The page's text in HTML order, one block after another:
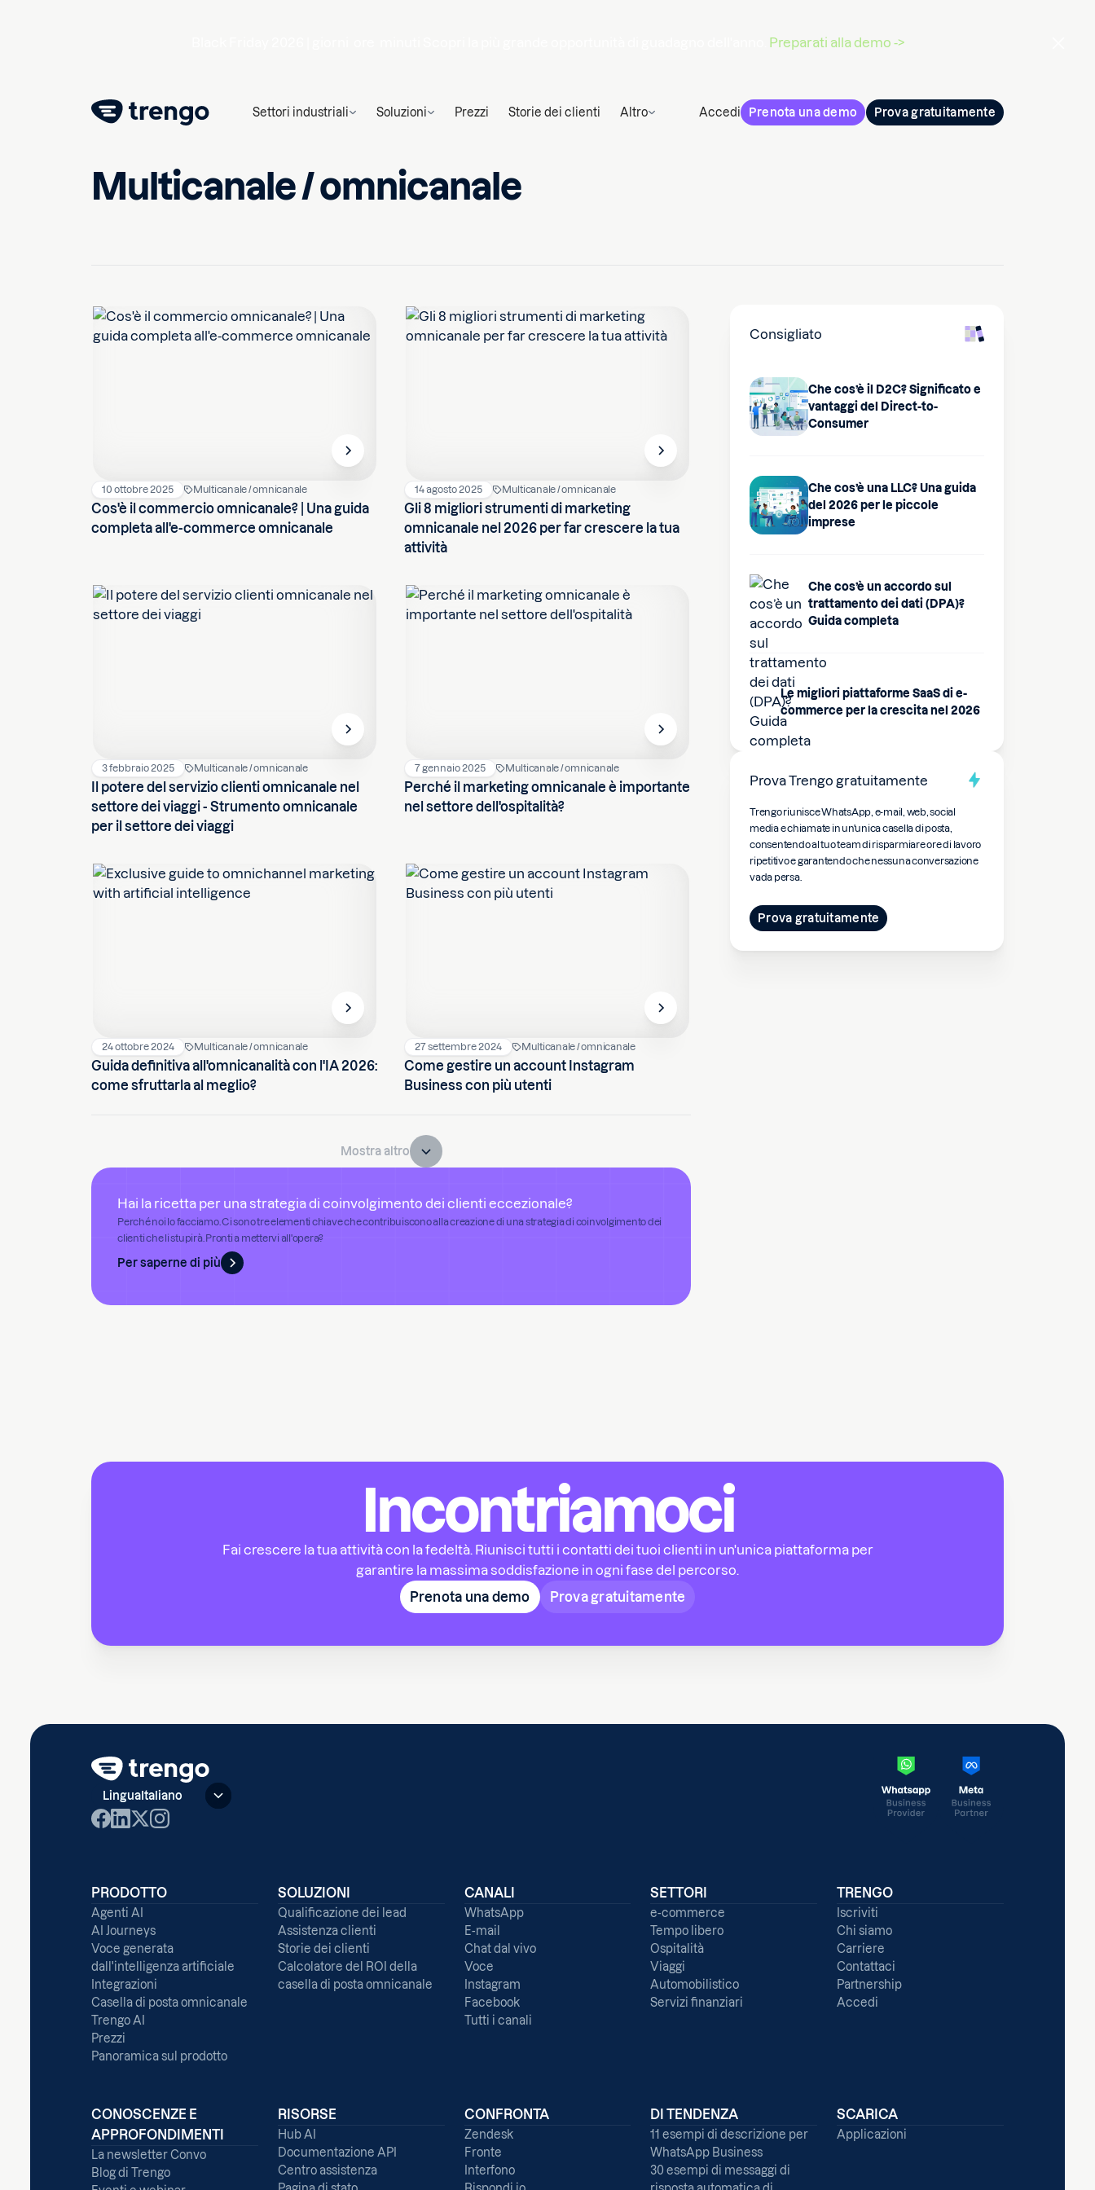
Preparati alla demo ->
Settori industriali Soluzioni Prezzi Storie dei clienti Altro Accedi Prenota una demo Prova gratuitamente
Multicanale / omnicanale
10 ottobre 2025 Multicanale / omnicanale
Cos'è il commercio omnicanale? | Una guida
completa all'e-commerce omnicanale
14 agosto 2025 Multicanale / omnicanale
Gli 8 migliori strumenti di marketing
omnicanale nel 2026 per far crescere la tua
attività
3 febbraio 2025 Multicanale / omnicanale
Il potere del servizio clienti omnicanale nel
settore dei viaggi - Strumento omnicanale
per il settore dei viaggi
7 gennaio 2025 Multicanale / omnicanale
Perché il marketing omnicanale è importante
nel settore dell'ospitalità?
24 ottobre 2024 Multicanale / omnicanale
Guida definitiva all'omnicanalità con l'IA 2026:
come sfruttarla al meglio?
27 settembre 2024 Multicanale / omnicanale
Come gestire un account Instagram
Business con più utenti
Mostra altro
Hai la ricetta per una strategia di coinvolgimento dei clienti eccezionale?
Perché noi lo facciamo. Ci sono tre elementi chiave che contribuiscono alla creazione di una strategia di coinvolgimento dei
clienti che li stupirà. Pronti a mettervi all'opera?
Per saperne di più
Consigliato
Che cos’è il D2C? Significato e
vantaggi del Direct-to-
Consumer
Che cos’è una LLC? Una guida
del 2026 per le piccole
imprese
Che cos’è un accordo sul
trattamento dei dati (DPA)?
Guida completa
Le migliori piattaforme SaaS di e-
commerce per la crescita nel 2026
Prova Trengo gratuitamente
Trengo riunisce WhatsApp, e-mail, web, social
media e chiamate in un'unica casella di posta,
consentendo al tuo team di risparmiare ore di lavoro
ripetitivo e garantendo che nessuna conversazione
vada persa.
Prova gratuitamente
Incontriamoci
Fai crescere la tua attività con la fedeltà. Riunisci tutti i contatti dei tuoi clienti in un'unica piattaforma per
garantire la massima soddisfazione in ogni fase del percorso.
Prenota una demo
Prova gratuitamente
LinguaItaliano
PRODOTTO
Agenti AI
AI Journeys
Voce generata
dall'intelligenza artificiale
Integrazioni
Casella di posta omnicanale
Trengo AI
Prezzi
Panoramica sul prodotto
SOLUZIONI
Qualificazione dei lead
Assistenza clienti
Storie dei clienti
Calcolatore del ROI della
casella di posta omnicanale
CANALI
WhatsApp
E-mail
Chat dal vivo
Voce
Instagram
Facebook
Tutti i canali
SETTORI
e-commerce
Tempo libero
Ospitalità
Viaggi
Automobilistico
Servizi finanziari
TRENGO
Iscriviti
Chi siamo
Carriere
Contattaci
Partnership
Accedi
CONOSCENZE E
APPROFONDIMENTI
La newsletter Convo
Blog di Trengo
RISORSE
Hub AI
Documentazione API
Centro assistenza
CONFRONTA
Zendesk
Fronte
Interfono
DI TENDENZA
11 esempi di descrizione per
WhatsApp Business
30 esempi di messaggi di
SCARICA
Applicazioni